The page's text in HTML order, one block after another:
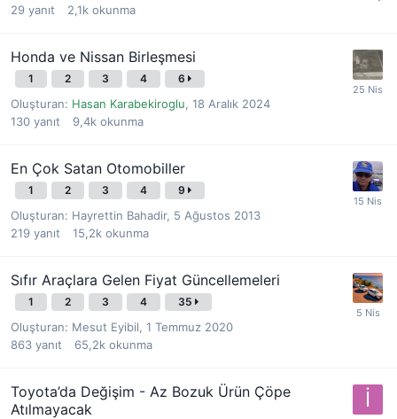
29 yanıt 2,1k okunma
Honda ve Nissan Birleşmesi
1 2 3 4 6
Oluşturan: Hasan Karabekiroglu, 18 Aralık 2024
130 yanıt 9,4k okunma
En Çok Satan Otomobiller
1 2 3 4 9
Oluşturan: Hayrettin Bahadir, 5 Ağustos 2013
219 yanıt 15,2k okunma
Sıfır Araçlara Gelen Fiyat Güncellemeleri
1 2 3 4 35
Oluşturan: Mesut Eyibil, 1 Temmuz 2020
863 yanıt 65,2k okunma
Toyota’da Değişim - Az Bozuk Ürün Çöpe
Atılmayacak